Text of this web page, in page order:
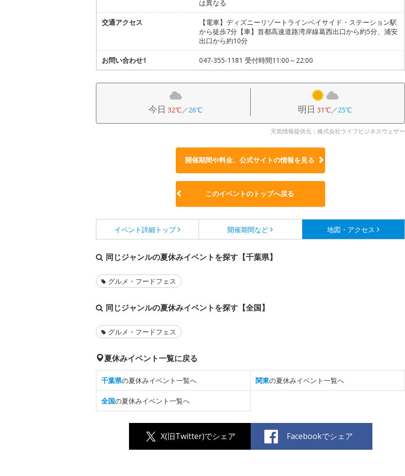
は異なる
交通アクセス
【電車】ディズニーリゾートラインベイサイド・ステーション駅
から徒歩7分【車】首都高速道路湾岸線葛西出口から約5分、浦安
出口から約10分
お問い合わせ1 047-355-1181 受付時間11:00～22:00
今日 32℃／26℃ 明日 31℃／25℃
天気情報提供元：株式会社ライフビジネスウェザー
開催期間や料金、公式サイトの情報を見る
このイベントのトップへ戻る
イベント詳細 トップ 開催期間など 地図・アクセス
同じジャンルの夏休みイベントを探す【千葉県】
グルメ・フードフェス
同じジャンルの夏休みイベントを探す【全国】
グルメ・フードフェス
夏休みイベント一覧に戻る
千葉県の夏休みイベント一覧へ 関東の夏休みイベント一覧へ
全国の夏休みイベント一覧へ
X(旧Twitter)でシェア Facebookでシェア